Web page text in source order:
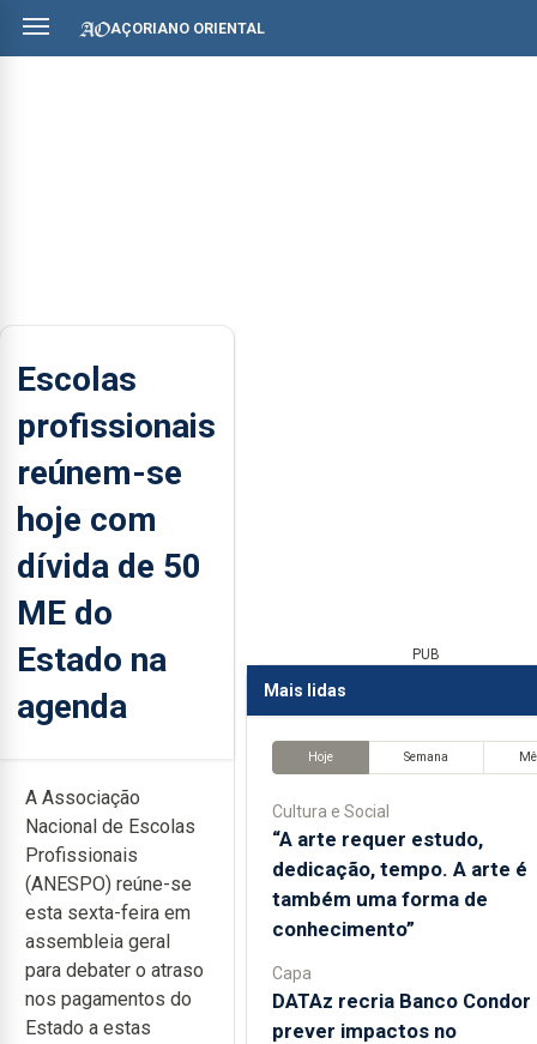
AÇORIANO ORIENTAL
Escolas
profissionais
reúnem-se
hoje com
dívida de 50
ME do
Estado na
agenda
A Associação
Nacional de Escolas
Profissionais
(ANESPO) reúne-se
esta sexta-feira em
assembleia geral
para debater o atraso
nos pagamentos do
Estado a estas
PUB
Mais lidas
Hoje Semana
Cultura e Social
“A arte requer estudo,
dedicação, tempo. A arte é
também uma forma de
conhecimento”
Capa
DATAz recria Banco Condor
prever impactos no